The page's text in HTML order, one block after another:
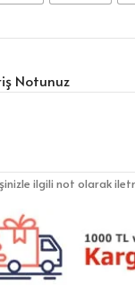
Notunuz
ilgili not olarak